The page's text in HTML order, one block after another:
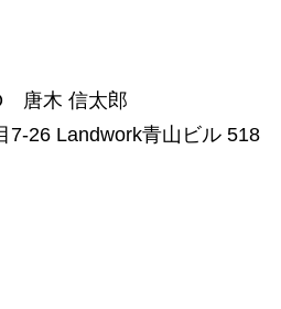
唐木 信太郎
7-26 Landwork青山ビル 518